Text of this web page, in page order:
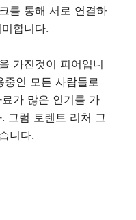
를 통해 서로 연결하
합니다.
가진것이 피어입니
중인 모든 사람들로
가 많은 인기를 가
그럼 토렌트 리처 그
니다.